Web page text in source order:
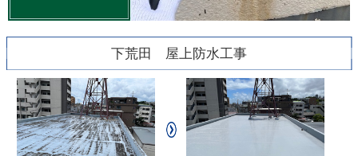
下荒田 屋上防水工事